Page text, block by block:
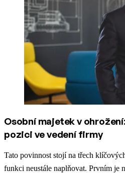
Osobní majetek v
pozici ve vedení firmy
Tato povinnost stojí na třech
funkci neustále naplňovat. Prvním je